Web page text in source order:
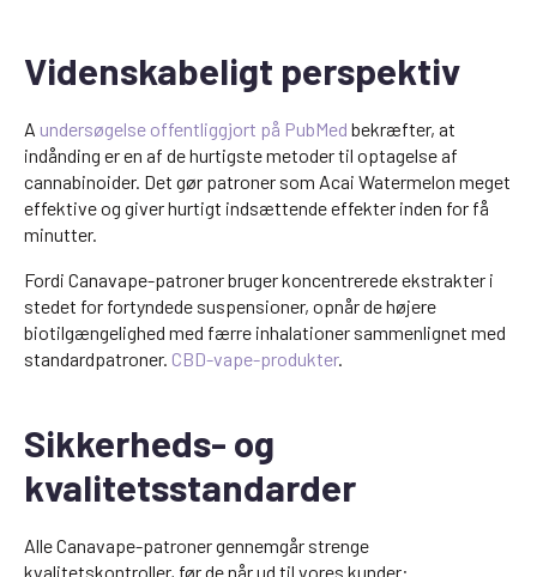
Videnskabeligt perspektiv
A undersøgelse offentliggjort på PubMed bekræfter, at
indånding er en af de hurtigste metoder til optagelse af
cannabinoider. Det gør patroner som Acai Watermelon meget
effektive og giver hurtigt indsættende effekter inden for få
minutter.
Fordi Canavape-patroner bruger koncentrerede ekstrakter i
stedet for fortyndede suspensioner, opnår de højere
biotilgængelighed med færre inhalationer sammenlignet med
standardpatroner. CBD-vape-produkter.
Sikkerheds- og
kvalitetsstandarder
Alle Canavape-patroner gennemgår strenge
kvalitetskontroller, før de når ud til vores kunder: